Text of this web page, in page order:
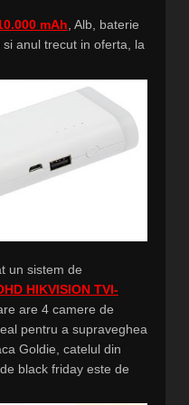
mAh, Alb, baterie
anul trecut in oferta, la
un sistem de
HIKVISION TVI-
are 4 camere de
pentru a supraveghea
Goldie, catelul din
black friday este de